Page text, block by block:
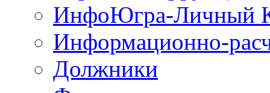
ИнфоЮгра-Личный
Информационно-
Должники